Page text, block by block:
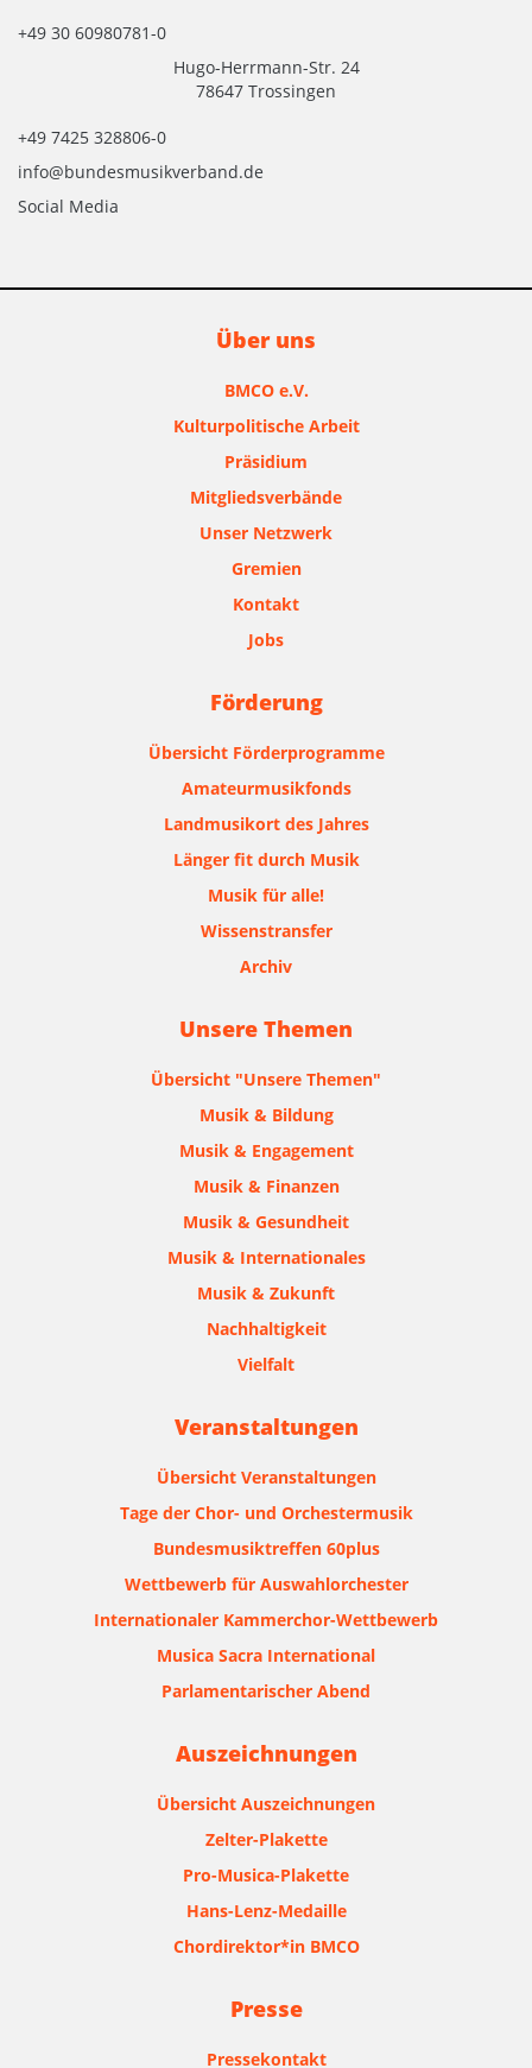
+49 30 60980781-0
Hugo-Herrmann-Str. 24
78647 Trossingen
+49 7425 328806-0
info@bundesmusikverband.de
Social Media
Über uns
BMCO e.V.
Kulturpolitische Arbeit
Präsidium
Mitgliedsverbände
Unser Netzwerk
Gremien
Kontakt
Jobs
Förderung
Übersicht Förderprogramme
Amateurmusikfonds
Landmusikort des Jahres
Länger fit durch Musik
Musik für alle!
Wissenstransfer
Archiv
Unsere Themen
Übersicht "Unsere Themen"
Musik & Bildung
Musik & Engagement
Musik & Finanzen
Musik & Gesundheit
Musik & Internationales
Musik & Zukunft
Nachhaltigkeit
Vielfalt
Veranstaltungen
Übersicht Veranstaltungen
Tage der Chor- und Orchestermusik
Bundesmusiktreffen 60plus
Wettbewerb für Auswahlorchester
Internationaler Kammerchor-Wettbewerb
Musica Sacra International
Parlamentarischer Abend
Auszeichnungen
Übersicht Auszeichnungen
Zelter-Plakette
Pro-Musica-Plakette
Hans-Lenz-Medaille
Chordirektor*in BMCO
Presse
Pressekontakt